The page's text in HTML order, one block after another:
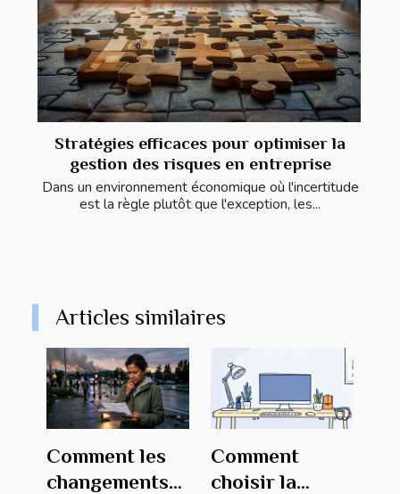
Stratégies efficaces pour optimiser la
gestion des risques en entreprise
Dans un environnement économique où l'incertitude
est la règle plutôt que l'exception, les...
Articles similaires
Comment les
changements
Comment
choisir la